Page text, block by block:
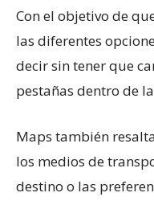
Con el objetivo de
las diferentes
decir sin tener que
pestañas dentro de
Maps también
los medios de
destino o las